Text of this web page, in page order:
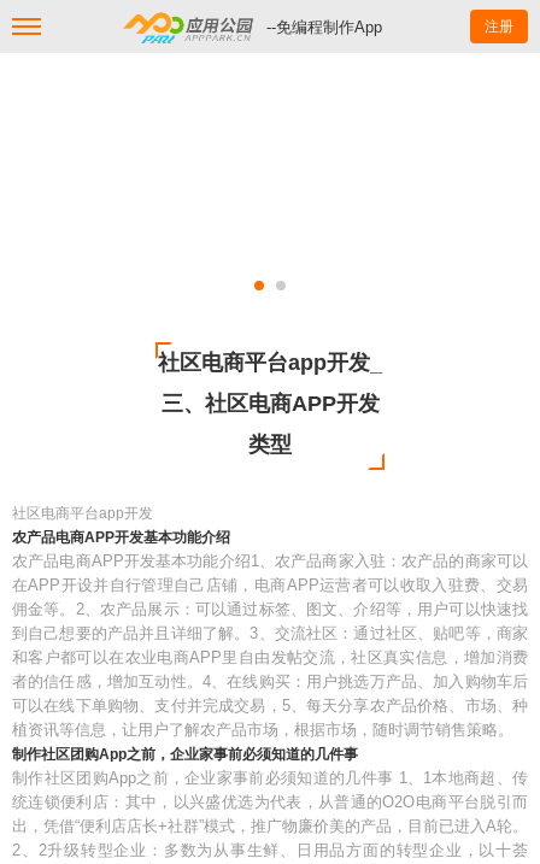
--免编程制作App 注册
社区电商平台app开发_
三、社区电商APP开发
类型
社区电商平台app开发
农产品电商APP开发基本功能介绍
农产品电商APP开发基本功能介绍1、农产品商家入驻：农产品的商家可以
在APP开设并自行管理自己店铺，电商APP运营者可以收取入驻费、交易
佣金等。2、农产品展示：可以通过标签、图文、介绍等，用户可以快速找
到自己想要的产品并且详细了解。3、交流社区：通过社区、贴吧等，商家
和客户都可以在农业电商APP里自由发帖交流，社区真实信息，增加消费
者的信任感，增加互动性。4、在线购买：用户挑选万产品、加入购物车后
可以在线下单购物、支付并完成交易，5、每天分享农产品价格、市场、种
植资讯等信息，让用户了解农产品市场，根据市场，随时调节销售策略。
制作社区团购App之前，企业家事前必须知道的几件事
制作社区团购App之前，企业家事前必须知道的几件事 1、1本地商超、传
统连锁便利店：其中，以兴盛优选为代表，从普通的O2O电商平台脱引而
出，凭借“便利店店长+社群”模式，推广物廉价美的产品，目前已进入A轮。
2、2升级转型企业：多数为从事生鲜、日用品方面的转型企业，以十荟